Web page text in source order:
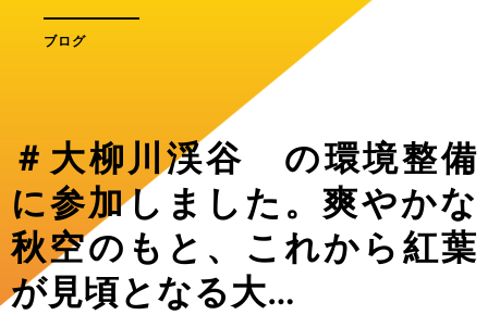
ブログ
＃大柳川渓谷 の環境整備
に参加しました。爽やかな
秋空のもと、これから紅葉
が見頃となる大…